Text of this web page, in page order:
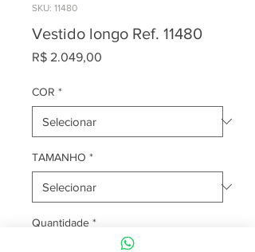
SKU: 11480
Vestido longo Ref. 11480
R$ 2.049,00
COR *
TAMANHO *
Quantidade *